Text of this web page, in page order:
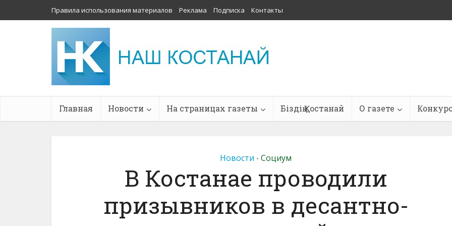
Правила использования материалов Реклама Подписка Контакты
Главная Новости На страницах газеты Біздің Қостанай О газете
Новости • Социум
В Костанае проводили
призывников в десантно-